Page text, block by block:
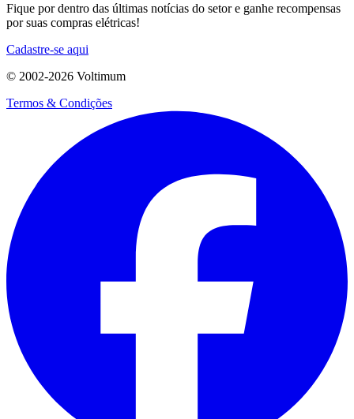
Fique por dentro das últimas notícias do setor e ganhe recompensas
por suas compras elétricas!
Cadastre-se aqui
© 2002-2026 Voltimum
Termos & Condições